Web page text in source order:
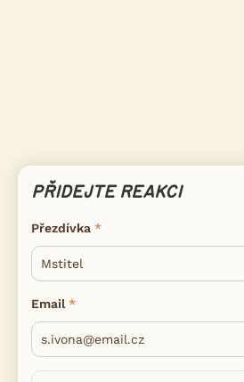
PŘIDEJTE REAKCI
Přezdívka
Email